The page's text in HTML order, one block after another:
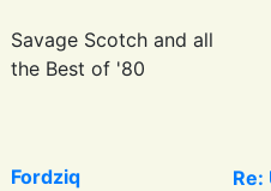
Savage Scotch and all
the Best of '80
Fordziq
Re: